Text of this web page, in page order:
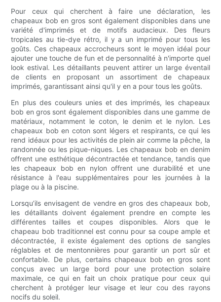
Pour ceux qui cherchent à faire une déclaration, les
chapeaux bob en gros sont également disponibles dans une
variété d'imprimés et de motifs audacieux. Des fleurs
tropicales au tie-dye rétro, il y a un imprimé pour tous les
goûts. Ces chapeaux accrocheurs sont le moyen idéal pour
ajouter une touche de fun et de personnalité à n'importe quel
look estival. Les détaillants peuvent attirer un large éventail
de clients en proposant un assortiment de chapeaux
imprimés, garantissant ainsi qu'il y en a pour tous les goûts.
En plus des couleurs unies et des imprimés, les chapeaux
bob en gros sont également disponibles dans une gamme de
matériaux, notamment le coton, le denim et le nylon. Les
chapeaux bob en coton sont légers et respirants, ce qui les
rend idéaux pour les activités de plein air comme la pêche, la
randonnée ou les pique-niques. Les chapeaux bob en denim
offrent une esthétique décontractée et tendance, tandis que
les chapeaux bob en nylon offrent une durabilité et une
résistance à l'eau supplémentaires pour les journées à la
plage ou à la piscine.
Lorsqu’ils envisagent de vendre en gros des chapeaux bob,
les détaillants doivent également prendre en compte les
différentes tailles et coupes disponibles. Alors que le
chapeau bob traditionnel est connu pour sa coupe ample et
décontractée, il existe également des options de sangles
réglables et de mentonnières pour garantir un port sûr et
confortable. De plus, certains chapeaux bob en gros sont
conçus avec un large bord pour une protection solaire
maximale, ce qui en fait un choix pratique pour ceux qui
cherchent à protéger leur visage et leur cou des rayons
nocifs du soleil.